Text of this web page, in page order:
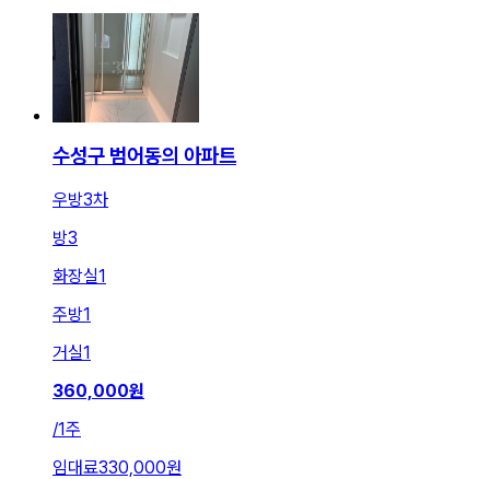
수성구 범어동의 아파트
우방3차
방3
화장실1
주방1
거실1
360,000원
/1주
임대료330,000원